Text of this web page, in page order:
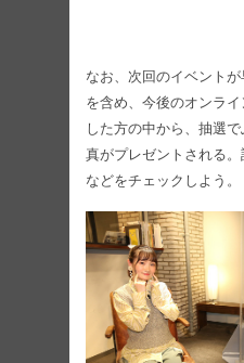
なお、次回のイベント
を含め、今後のオンラ
した方の中から、抽選
真がプレゼントされる
などをチェックしよう。